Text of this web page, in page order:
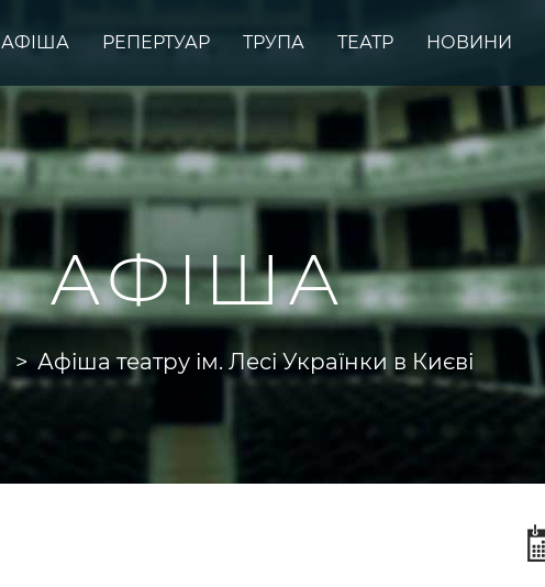
АФІША РЕПЕРТУАР ТРУПА ТЕАТР НОВИНИ
АФІША
Афіша театру ім. Лесі Українки в Києві